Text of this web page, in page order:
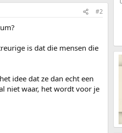
#2
is dat die mensen die
idee dat ze dan echt een
niet waar, het wordt voor je